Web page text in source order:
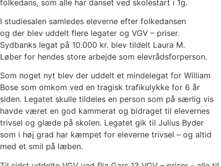
folkedans, som alle har danset ved skolestart i 1g.
I studiesalen samledes eleverne efter folkedansen
og der blev uddelt flere legater og VGV – priser.
Sydbanks legat på 10.000 kr. blev tildelt Laura M.
Løber for hendes store arbejde som elevrådsforperson.
Som noget nyt blev der uddelt et mindelegat for William
Bose som omkom ved en tragisk trafikulykke for 6 år
siden. Legatet skulle tildeles en person som på særlig vis
havde været en god kammerat og bidraget til elevernes
trivsel og glæde på skolen. Legatet gik til Julius Byder
som i høj grad har kæmpet for eleverne trivsel – og altid
med et smil på læben.